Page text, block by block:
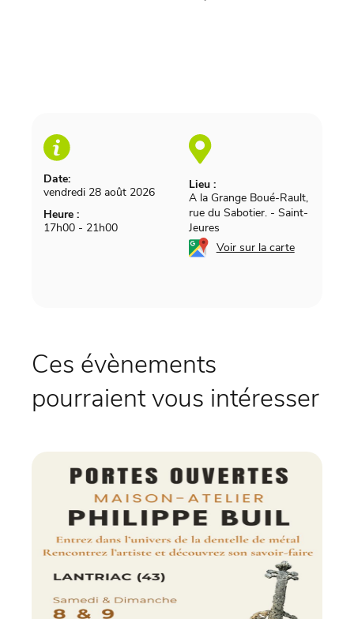
Date:
vendredi 28 août 2026
Heure :
17h00 - 21h00
Lieu :
A la Grange Boué-Rault,
rue du Sabotier. - Saint-
Jeures
Voir sur la carte
Ces évènements
pourraient vous intéresser